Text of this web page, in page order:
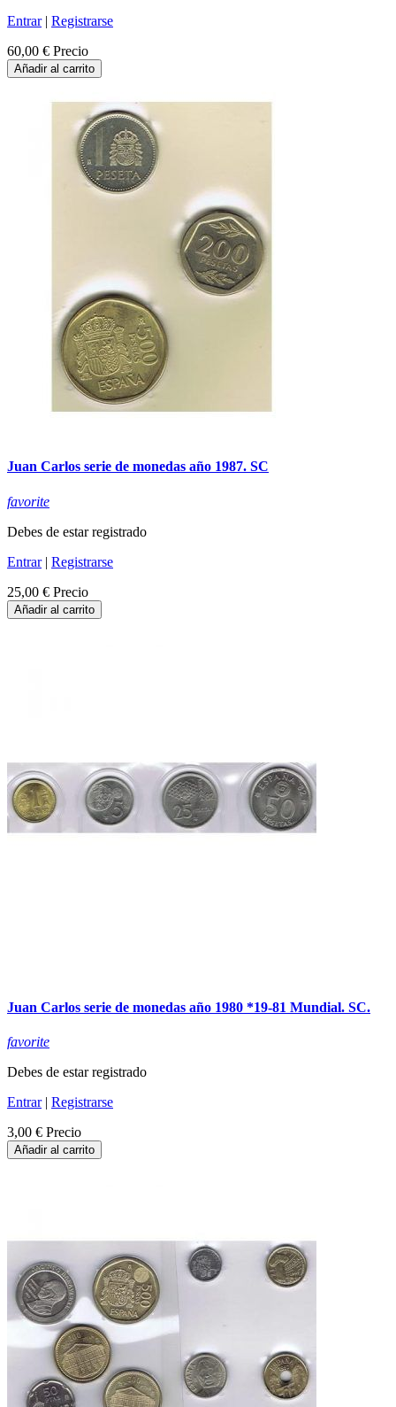
Entrar| Registrarse
60,00 € Precio
Añadir al carrito
Juan Carlos serie de monedas año 1987. SC
favorite
Debes de estar registrado
Entrar| Registrarse
25,00 € Precio
Añadir al carrito
Juan Carlos serie de monedas año 1980 *19-81 Mundial. SC.
favorite
Debes de estar registrado
Entrar| Registrarse
3,00 € Precio
Añadir al carrito